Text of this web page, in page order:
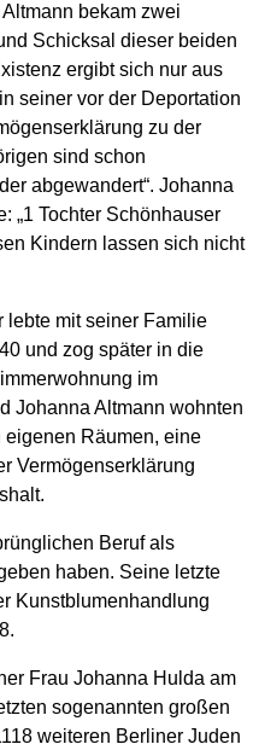
bekam zwei
Schicksal dieser beiden
ergibt sich nur aus
seiner vor der Deportation
zu der
sind schon
abgewandert“. Johanna
„1 Tochter Schönhauser
Kindern lassen sich nicht
lebte mit seiner Familie
und zog später in die
im
Johanna Altmann wohnten
eigenen Räumen, eine
Vermögenserklärung
Beruf als
haben. Seine letzte
Kunstblumenhandlung
Frau Johanna Hulda am
sogenannten großen
weiteren Berliner Juden